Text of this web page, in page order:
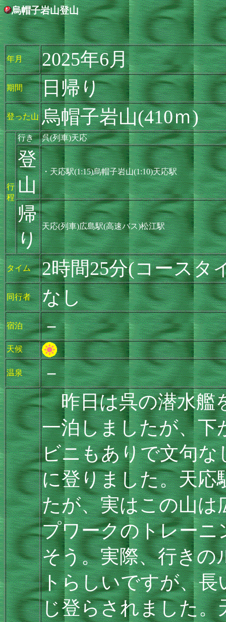
烏帽子岩山登山
年月 2025年6月
期間 日帰り
登った山 烏帽子岩山(410ｍ)
行
程
行き 呉(列車)天応
登
山
・天応駅(1:15)烏帽子岩山(1:10)天応駅
帰
り
天応(列車)広島駅(高速バス)松江駅
タイム 2時間25分(コースタ
同行者 なし
宿泊 －
天候
温泉 －
昨日は呉の潜水艦
一泊しましたが、下
ビニもありで文句な
に登りました。天応
たが、実はこの山は
プワークのトレー
そう。実際、行きの
トらしいですが、長
じ登らされました